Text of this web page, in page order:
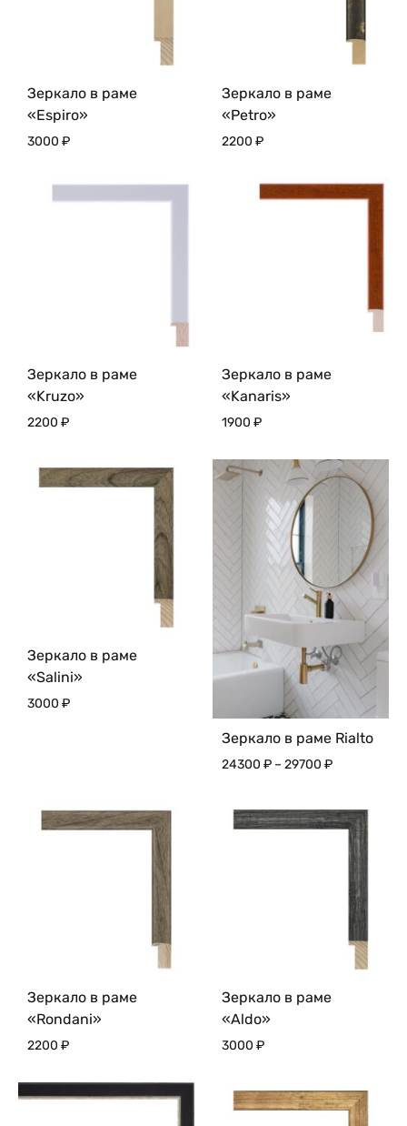
Зеркало в раме
«Espiro»
3000 ₽
Зеркало в раме
«Petro»
2200 ₽
Зеркало в раме
«Kruzo»
2200 ₽
Зеркало в раме
«Kanaris»
1900 ₽
Зеркало в раме
«Salini»
3000 ₽
Зеркало в раме Rialto
24300 ₽ – 29700 ₽Диапазон
–
29700 ₽
Зеркало в раме
«Rondani»
2200 ₽
Зеркало в раме
«Aldo»
3000 ₽